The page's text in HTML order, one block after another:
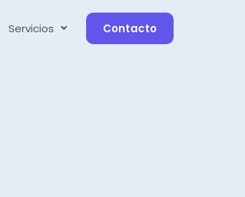
Servicios Contacto